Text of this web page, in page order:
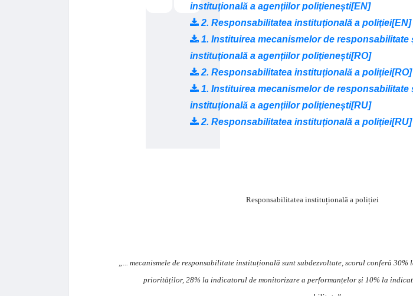
instituțională a agențiilor polițienești[EN]
2. Responsabilitatea instituțională a poliției[EN]
1. Instituirea mecanismelor de responsabilitate
instituțională a agențiilor polițienești[RO]
2. Responsabilitatea instituțională a poliției[RO]
1. Instituirea mecanismelor de responsabilitate
instituțională a agențiilor polițienești[RU]
2. Responsabilitatea instituțională a poliției[RU]
Responsabilitatea instituțională a poliției
„... mecanismele de responsabilitate instituțională sunt subdezvoltate, scorul conferă
priorităților, 28% la indicatorul de monitorizare a performanțelor și 10% la